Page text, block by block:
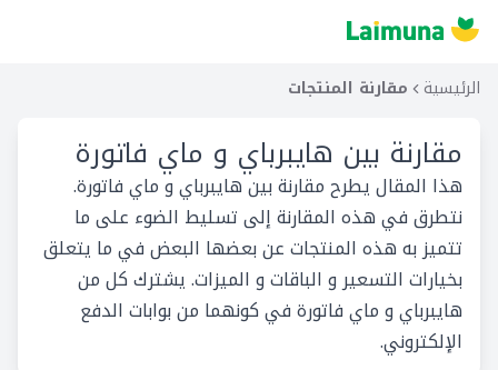
الرئيسية مقارنة المنتجات
مقارنة بين هايبرباي و ماي فاتورة
هذا المقال يطرح مقارنة بين هايبرباي و ماي فاتورة.
نتطرق في هذه المقارنة إلى تسليط الضوء على ما
تتميز به هذه المنتجات عن بعضها البعض في ما يتعلق
بخيارات التسعير و الباقات و الميزات. يشترك كل من
هايبرباي و ماي فاتورة في كونهما من بوابات الدفع
الإلكتروني.